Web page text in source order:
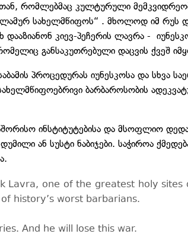
რომლებმაც კულტურული
სახელმწიფოს“ . მხოლოდ იმ რუს
დააზიანონ კიევ-პეჩერის ლავრა -
განსაკუთრებული დაცვის ქვეშ
პროცედურას იუნესკოსა და სხვა
ბარბაროსობის
ინსტიტუტებისა და მსოფლიო
ან სუსტი ნაბიჯები. საჭიროა
Lavra, one of the greatest holy sites
history’s worst barbarians.
And he will lose this war.